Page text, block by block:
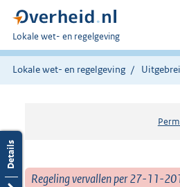
U
bent
hier:
Lokale wet- en regelgeving
Lokale wet- en regelgeving
Regeling vervallen per 27-11-